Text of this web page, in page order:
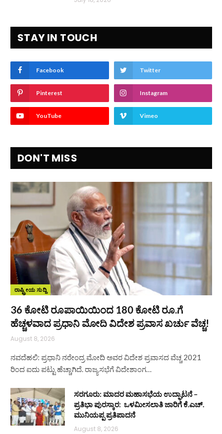
STAY IN TOUCH
Facebook Twitter
Pinterest Instagram
YouTube Vimeo
DON'T MISS
ರಾಷ್ಟ್ರೀಯ ಸುದ್ದಿ
36 ಕೋಟಿ ರೂಪಾಯಿಯಿಂದ 180 ಕೋಟಿ ರೂ.ಗೆ
ಹೆಚ್ಚಳವಾದ ಪ್ರಧಾನಿ ಮೋದಿ ವಿದೇಶ ಪ್ರವಾಸ ಖರ್ಚು ವೆಚ್ಚ!
August 8, 2026
ನವದೆಹಲಿ: ಪ್ರಧಾನಿ ನರೇಂದ್ರ ಮೋದಿ ಅವರ ವಿದೇಶ ಪ್ರವಾಸದ ವೆಚ್ಚ 2021
ರಿಂದ ಐದು ಪಟ್ಟು ಹೆಚ್ಚಾಗಿದೆ. ರಾಜ್ಯಸಭೆಗೆ ವಿದೇಶಾಂಗ…
ಸರಗೂರು: ಮಾದರ ಮಹಾಸಭೆಯ ಉದ್ಘಾಟನೆ –
ಪ್ರತಿಭಾ ಪುರಸ್ಕಾರ: ಒಳಮೀಸಲಾತಿ ಜಾರಿಗೆ ಕೆ.ಎಚ್.
ಮುನಿಯಪ್ಪ ಪ್ರತಿಪಾದನೆ
August 8, 2026